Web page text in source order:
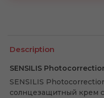
Description
SENSILIS
SENSILIS
солнцезащитный крем